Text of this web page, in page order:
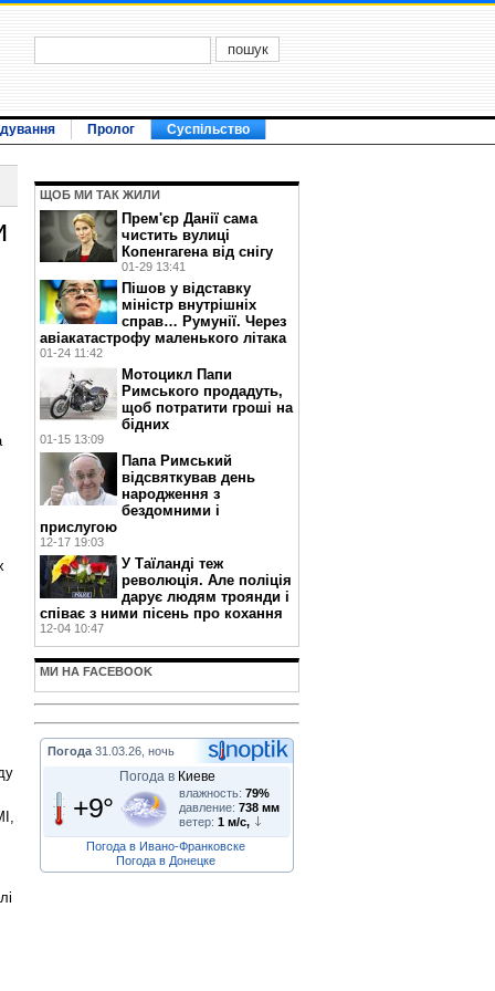
Пролог Суспільство
ЩОБ МИ ТАК ЖИЛИ
Прем'єр Данії сама
чистить вулиці
Копенгагена від снігу
01-29 13:41
Пішов у відставку
міністр внутрішніх
справ… Румунії. Через
авіакатастрофу маленького літака
01-24 11:42
Мотоцикл Папи
Римського продадуть,
щоб потратити гроші на
бідних
01-15 13:09
Папа Римський
відсвяткував день
народження з
бездомними і
прислугою
12-17 19:03
У Таїланді теж
революція. Але поліція
дарує людям троянди і
співає з ними пісень про кохання
12-04 10:47
МИ НА FACEBOOK
Погода 31.03.26, ночь
Погода в Киеве
+9° влажность: 79%
давление: 738 мм
ветер: 1 м/с,
Погода в Ивано-Франковске
Погода в Донецке